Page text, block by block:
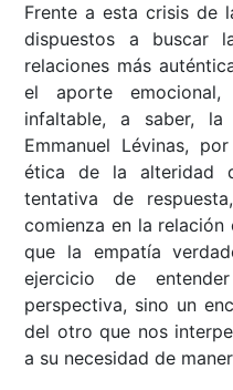
Frente a esta crisis de
dispuestos a buscar
relaciones más
el aporte
infaltable, a saber,
Emmanuel Lévinas,
ética de la alteridad
tentativa de
comienza en la
que la empatía
ejercicio de
perspectiva, sino un
del otro que nos
a su necesidad de